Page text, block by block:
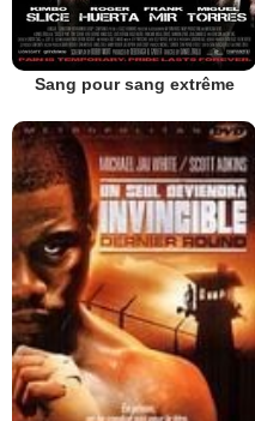
Sang pour sang extrême